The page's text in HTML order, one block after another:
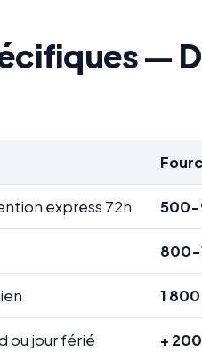
—
express 72h 500-
800-
1
ou jour férié +